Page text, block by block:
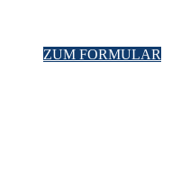
ZUM FORMULAR